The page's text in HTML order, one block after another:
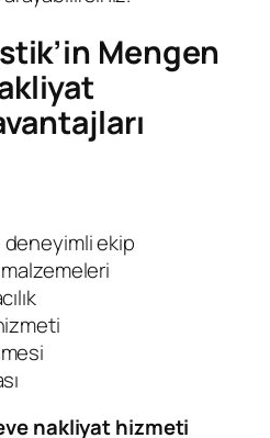
Mengen
ekip
nakliyat hizmeti